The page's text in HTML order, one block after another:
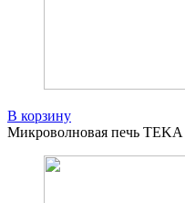
В корзину
Микроволновая печь TEKA